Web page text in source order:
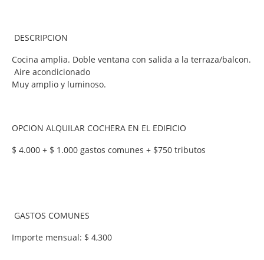
DESCRIPCION
Cocina amplia. Doble ventana con salida a la terraza/balcon.
Aire acondicionado
Muy amplio y luminoso.
OPCION ALQUILAR COCHERA EN EL EDIFICIO
$ 4.000 + $ 1.000 gastos comunes + $750 tributos
GASTOS COMUNES
Importe mensual: $ 4,300